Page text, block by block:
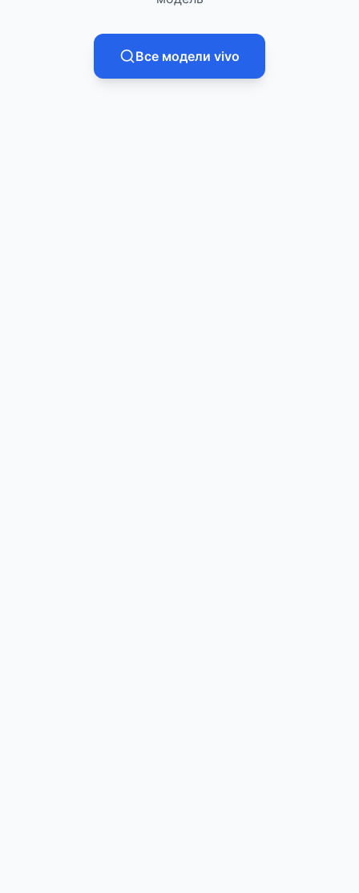
Все модели vivo